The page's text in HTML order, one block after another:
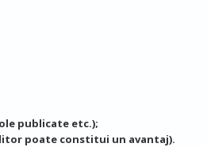
publicate etc.);
poate constitui un avantaj).